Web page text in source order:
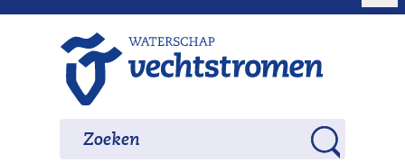
cookies
deze
website
worden
toegestaan
naar
Zoeken Zoeken